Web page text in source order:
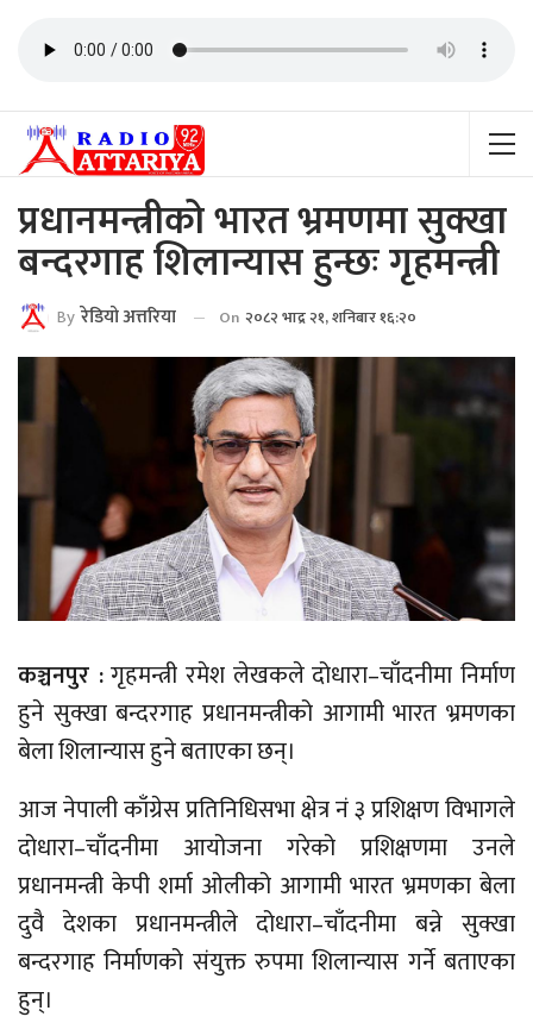
प्रधानमन्त्रीको भारत भ्रमणमा सुक्खा
बन्दरगाह शिलान्यास हुन्छः गृहमन्त्री
By रेडियाे अत्तरिया On २०८२ भाद्र २१, शनिबार १६:२०
कञ्चनपुर :गृहमन्त्री रमेश लेखकले दोधारा–चाँदनीमा निर्माण
हुने सुक्खा बन्दरगाह प्रधानमन्त्रीको आगामी भारत भ्रमणका
बेला शिलान्यास हुने बताएका छन्।
आज नेपाली काँग्रेस प्रतिनिधिसभा क्षेत्र नं ३ प्रशिक्षण विभागले
दोधारा–चाँदनीमा आयोजना गरेको प्रशिक्षणमा उनले
प्रधानमन्त्री केपी शर्मा ओलीको आगामी भारत भ्रमणका बेला
दुवै देशका प्रधानमन्त्रीले दोधारा–चाँदनीमा बन्ने सुक्खा
बन्दरगाह निर्माणको संयुक्त रुपमा शिलान्यास गर्ने बताएका
हुन्।